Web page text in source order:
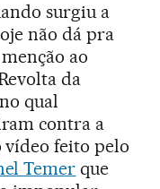
surgiu a
não dá pra
ao
da
qual
contra a
vídeo feito pelo
Temer que